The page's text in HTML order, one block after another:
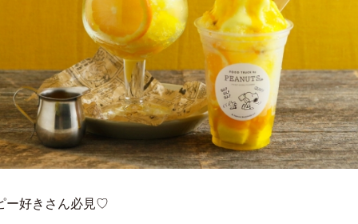
ー好きさん必見♡